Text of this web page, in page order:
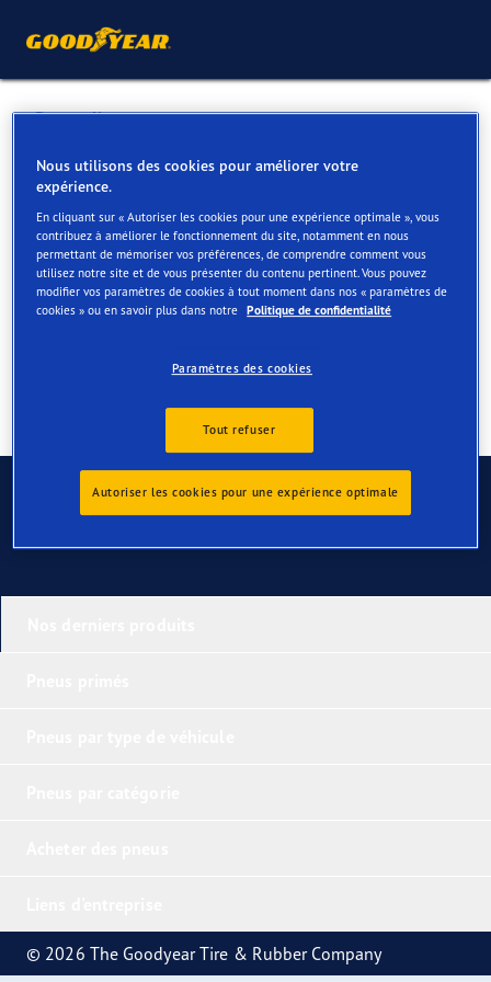
Retour liste
SCHELKENS GARAGE
Services disponibles en ligne et en magasin
Contact Services
Contactez-nous
© 2026 The Goodyear Tire & Rubber Company
Nous utilisons des cookies pour améliorer votre
expérience.
En cliquant sur « Autoriser les cookies pour une expérience optimale », vous
contribuez à améliorer le fonctionnement du site, notamment en nous
permettant de mémoriser vos préférences, de comprendre comment vous
utilisez notre site et de vous présenter du contenu pertinent. Vous pouvez
modifier vos paramètres de cookies à tout moment dans nos « paramètres de
cookies » ou en savoir plus dans notre Politique de confidentialité
Paramètres des cookies
Tout refuser
Autoriser les cookies pour une expérience optimale